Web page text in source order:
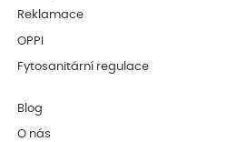
Reklamace
OPPI
Fytosanitární regulace
Blog
O nás